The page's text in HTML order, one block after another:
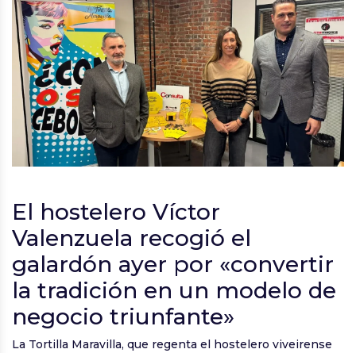
El hostelero Víctor
Valenzuela recogió el
galardón ayer por «convertir
la tradición en un modelo de
negocio triunfante»
La Tortilla Maravilla, que regenta el hostelero viveirense